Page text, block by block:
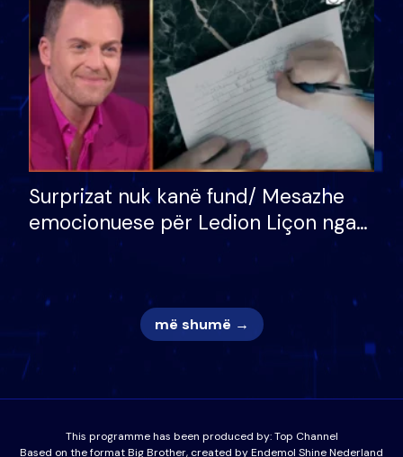
Surprizat nuk kanë fund/ Mesazhe
emocionuese për Ledion Liçon nga
nëna dhe fëmijët e tij, moderatori
më shumë →
This programme has been produced by:Top Channel
Based on the format Big Brother, created by Endemol Shine Nederland